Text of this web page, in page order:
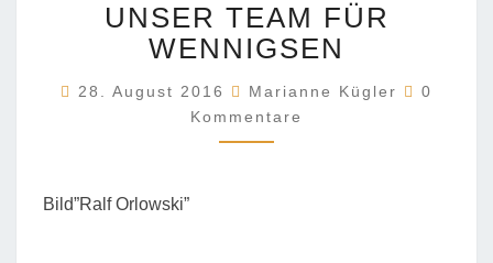
TEAM
FÜR
WENNIGSEN
UNSER TEAM FÜR
WENNIGSEN
28. August 2016 Marianne Kügler
0
Kommentare
Bild”Ralf Orlowski”